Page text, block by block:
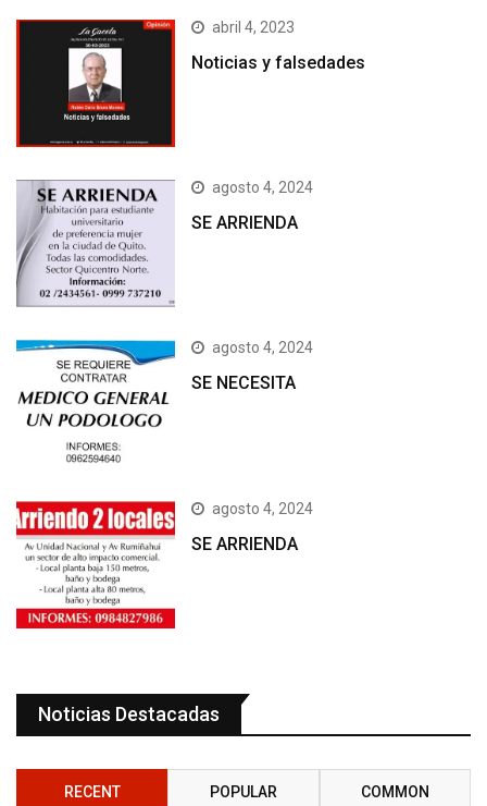
abril 4, 2023
Noticias y falsedades
agosto 4, 2024
SE ARRIENDA
agosto 4, 2024
SE NECESITA
agosto 4, 2024
SE ARRIENDA
Noticias Destacadas
RECENT POPULAR COMMON